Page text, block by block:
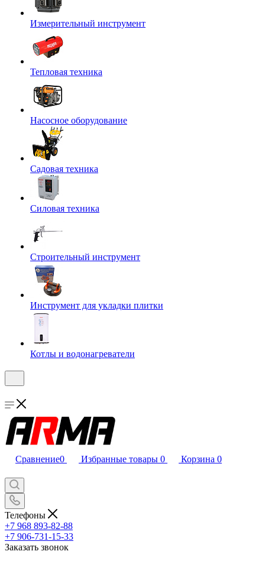
Измерительный инструмент
Тепловая техника
Насосное оборудование
Садовая техника
Силовая техника
Строительный инструмент
Инструмент для укладки плитки
Котлы и водонагреватели
Сравнение0 Избранные товары 0 Корзина 0
Телефоны
+7 968 893-82-88
+7 906-731-15-33
Заказать звонок